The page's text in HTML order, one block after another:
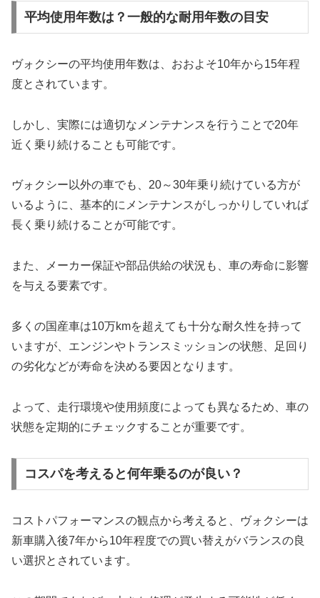
平均使用年数は？一般的な耐用年数の目安
ヴォクシーの平均使用年数は、おおよそ10年から15年程
度とされています。
しかし、実際には適切なメンテナンスを行うことで20年
近く乗り続けることも可能です。
ヴォクシー以外の車でも、20～30年乗り続けている方が
いるように、基本的にメンテナンスがしっかりしていれば
長く乗り続けることが可能です。
また、メーカー保証や部品供給の状況も、車の寿命に影響
を与える要素です。
多くの国産車は10万kmを超えても十分な耐久性を持って
いますが、エンジンやトランスミッションの状態、足回り
の劣化などが寿命を決める要因となります。
よって、走行環境や使用頻度によっても異なるため、車の
状態を定期的にチェックすることが重要です。
コスパを考えると何年乗るのが良い？
コストパフォーマンスの観点から考えると、ヴォクシーは
新車購入後7年から10年程度での買い替えがバランスの良
い選択とされています。